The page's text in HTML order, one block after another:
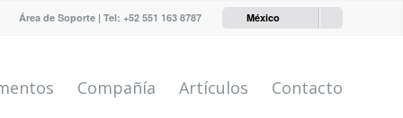
Área de Soporte | Tel: +52 551 163 8787 México
Compañía Artículos Contacto